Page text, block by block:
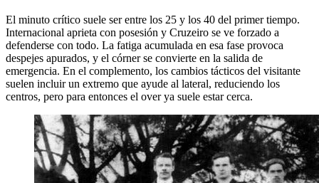
El minuto crítico suele ser entre los 25 y los 40 del primer tiempo.
Internacional aprieta con posesión y Cruzeiro se ve forzado a
defenderse con todo. La fatiga acumulada en esa fase provoca
despejes apurados, y el córner se convierte en la salida de
emergencia. En el complemento, los cambios tácticos del visitante
suelen incluir un extremo que ayude al lateral, reduciendo los
centros, pero para entonces el over ya suele estar cerca.